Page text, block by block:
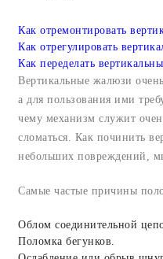
Как отремонтировать
Как отрегулировать
Как переделать
Вертикальные жалюзи
а для пользования ими
чему механизм служит
сломаться. Как починить
небольших повреждений,
Самые частые причины
Облом соединительной
Поломка бегунков.